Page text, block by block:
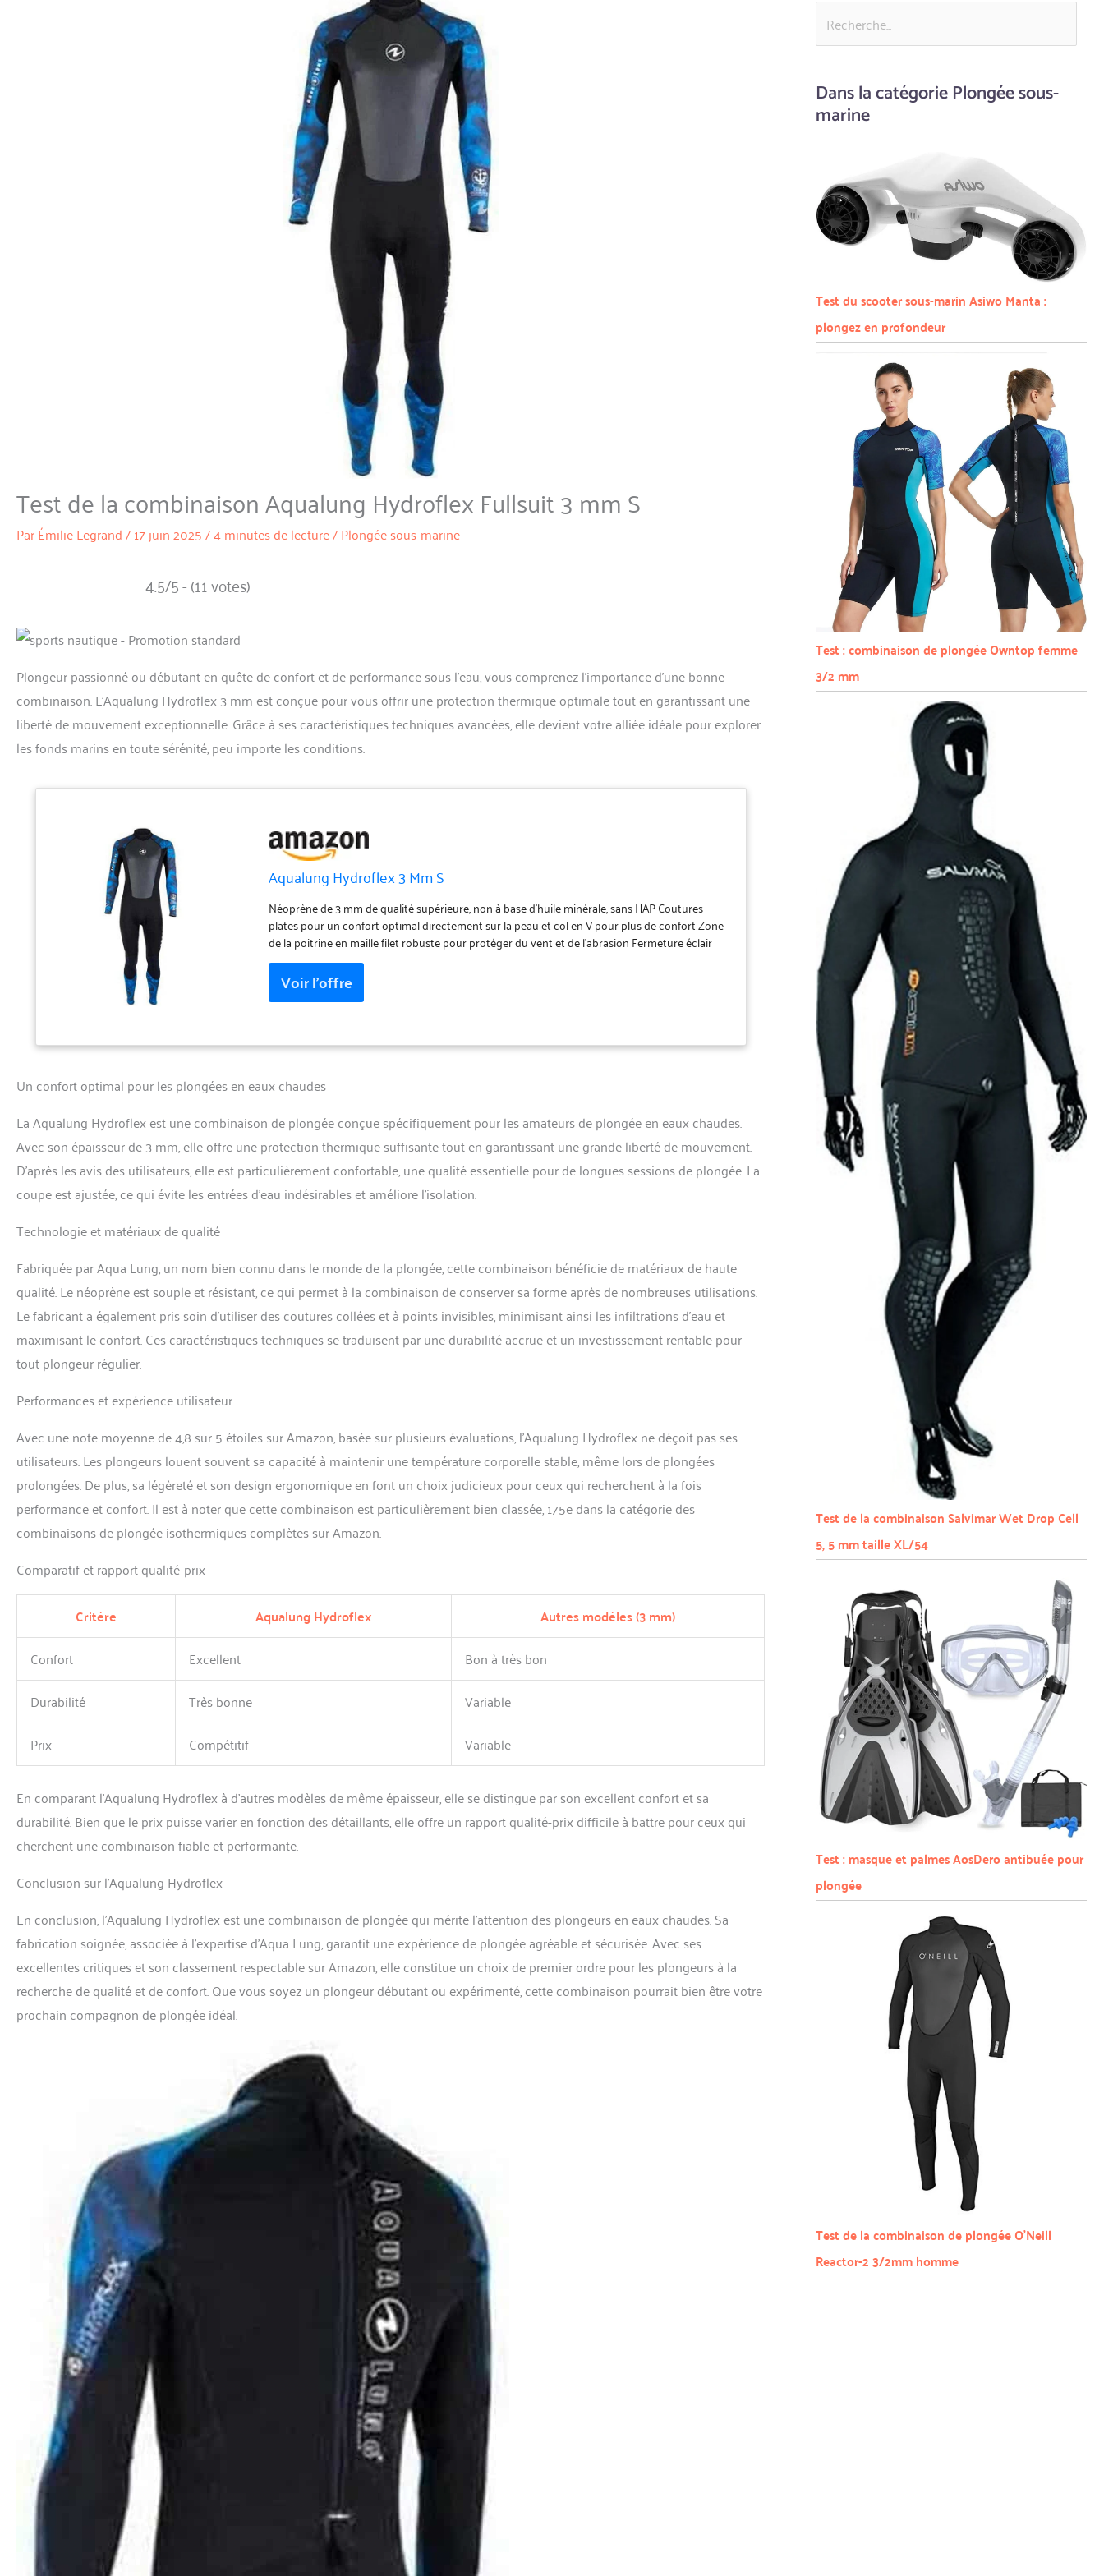
Test de la combinaison Aqualung Hydroflex Fullsuit 3 mm S
ParÉmilie Legrand/17 juin 2025/4 minutes de lecture/Plongée sous-marine
4.5/5 - (11 votes)
Plongeur passionné ou débutant en quête de confort et de performance sous l’eau, vous comprenez l’importance d’une bonne
combinaison. L’Aqualung Hydroflex 3 mm est conçue pour vous offrir une protection thermique optimale tout en garantissant une
liberté de mouvement exceptionnelle. Grâce à ses caractéristiques techniques avancées, elle devient votre alliée idéale pour explorer
les fonds marins en toute sérénité, peu importe les conditions.
Aqualung Hydroflex 3 Mm S
Néoprène de 3 mm de qualité supérieure, non à base d'huile minérale, sans HAP Coutures
plates pour un confort optimal directement sur la peau et col en V pour plus de confort Zone
de la poitrine en maille filet robuste pour protéger du vent et de l'abrasion Fermeture éclair
avec cordon de serrage sur la luge pour faciliter l'enfilage et le retrait Tailles homme : S 48, M
50, ML 52, XL 54, XXL 56, XXXL 58
Un confort optimal pour les plongées en eaux chaudes
La Aqualung Hydroflex est une combinaison de plongée conçue spécifiquement pour les amateurs de plongée en eaux chaudes.
Avec son épaisseur de 3 mm, elle offre une protection thermique suffisante tout en garantissant une grande liberté de mouvement.
D’après les avis des utilisateurs, elle est particulièrement confortable, une qualité essentielle pour de longues sessions de plongée. La
coupe est ajustée, ce qui évite les entrées d’eau indésirables et améliore l’isolation.
Technologie et matériaux de qualité
Fabriquée par Aqua Lung, un nom bien connu dans le monde de la plongée, cette combinaison bénéficie de matériaux de haute
qualité. Le néoprène est souple et résistant, ce qui permet à la combinaison de conserver sa forme après de nombreuses utilisations.
Le fabricant a également pris soin d’utiliser des coutures collées et à points invisibles, minimisant ainsi les infiltrations d’eau et
maximisant le confort. Ces caractéristiques techniques se traduisent par une durabilité accrue et un investissement rentable pour
tout plongeur régulier.
Performances et expérience utilisateur
Avec une note moyenne de 4,8 sur 5 étoiles sur Amazon, basée sur plusieurs évaluations, l’Aqualung Hydroflex ne déçoit pas ses
utilisateurs. Les plongeurs louent souvent sa capacité à maintenir une température corporelle stable, même lors de plongées
prolongées. De plus, sa légèreté et son design ergonomique en font un choix judicieux pour ceux qui recherchent à la fois
performance et confort. Il est à noter que cette combinaison est particulièrement bien classée, 175e dans la catégorie des
combinaisons de plongée isothermiques complètes sur Amazon.
Comparatif et rapport qualité-prix
Critère Aqualung Hydroflex Autres modèles (3 mm)
Confort Excellent
Bon à très bon
Durabilité
Très bonne
Variable
Prix
Compétitif Variable
En comparant l’Aqualung Hydroflex à d’autres modèles de même épaisseur, elle se distingue par son excellent confort et sa
durabilité. Bien que le prix puisse varier en fonction des détaillants, elle offre un rapport qualité-prix difficile à battre pour ceux qui
cherchent une combinaison fiable et performante.
Conclusion sur l’Aqualung Hydroflex
En conclusion, l’Aqualung Hydroflex est une combinaison de plongée qui mérite l’attention des plongeurs en eaux chaudes. Sa
fabrication soignée, associée à l’expertise d’Aqua Lung, garantit une expérience de plongée agréable et sécurisée. Avec ses
excellentes critiques et son classement respectable sur Amazon, elle constitue un choix de premier ordre pour les plongeurs à la
recherche de qualité et de confort. Que vous soyez un plongeur débutant ou expérimenté, cette combinaison pourrait bien être votre
prochain compagnon de plongée idéal.
Dans la catégorie Plongée sous-
marine
Test du scooter sous-marin Asiwo Manta :
plongez en profondeur
Test : combinaison de plongée Owntop femme
3/2 mm
Test de la combinaison Salvimar Wet Drop Cell
5, 5 mm taille XL/54
Test : masque et palmes AosDero antibuée pour
plongée
Test de la combinaison de plongée O’Neill
Reactor-2 3/2mm homme